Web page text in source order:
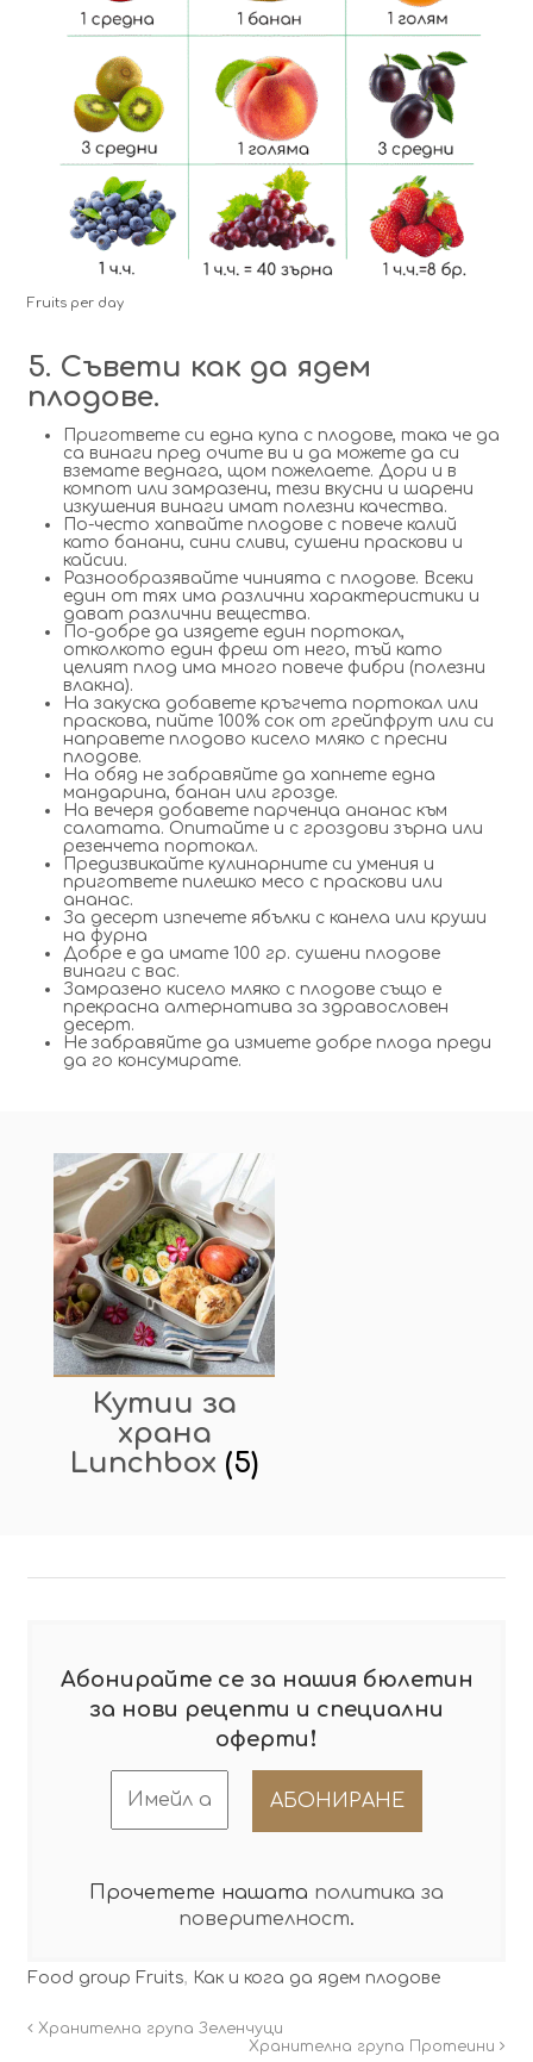
Fruits per day
5. Съвети как да ядем
плодове.
Пригответе си една купа с плодове, така че да
са винаги пред очите ви и да можете да си
вземате веднага, щом пожелаете. Дори и в
компот или замразени, тези вкусни и шарени
изкушения винаги имат полезни качества.
По-често хапвайте плодове с повече калий
като банани, сини сливи, сушени праскови и
кайсии.
Разнообразявайте чинията с плодове. Всеки
един от тях има различни характеристики и
дават различни вещества.
По-добре да изядете един портокал,
отколкото един фреш от него, тъй като
целият плод има много повече фибри (полезни
влакна).
На закуска добавете кръгчета портокал или
праскова, пийте 100% сок от грейпфрут или си
направете плодово кисело мляко с пресни
плодове.
На обяд не забравяйте да хапнете една
мандарина, банан или грозде.
На вечеря добавете парченца ананас към
салатата. Опитайте и с гроздови зърна или
резенчета портокал.
Предизвикайте кулинарните си умения и
пригответе пилешко месо с праскови или
ананас.
За десерт изпечете ябълки с канела или круши
на фурна
Добре е да имате 100 гр. сушени плодове
винаги с вас.
Замразено кисело мляко с плодове също е
прекрасна алтернатива за здравословен
десерт.
Не забравяйте да измиете добре плода преди
да го консумирате.
Кутии за
храна
Lunchbox (5)
Абонирайте се за нашия бюлетин
за нови рецепти и специални
оферти !
Прочетете нашата политика за
поверителност.
Food group Fruits, Как и кога да ядем плодове
Хранителна група Зеленчуци
Хранителна група Протеини